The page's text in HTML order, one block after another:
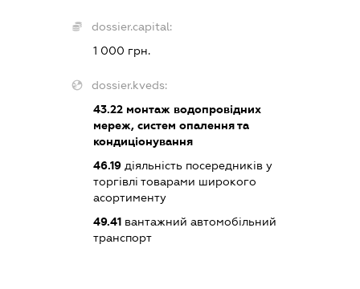
dossier.capital:
1 000 грн.
dossier.kveds:
43.22монтаж водопровідних
мереж, систем опалення та
кондиціонування
46.19діяльність посередників у
торгівлі товарами широкого
асортименту
49.41вантажний автомобільний
транспорт